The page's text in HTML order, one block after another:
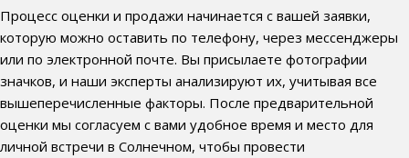
Процесс оценки и продажи начинается с вашей заявки,
которую можно оставить по телефону, через мессенджеры
или по электронной почте. Вы присылаете фотографии
значков, и наши эксперты анализируют их, учитывая все
вышеперечисленные факторы. После предварительной
оценки мы согласуем с вами удобное время и место для
личной встречи в Солнечном, чтобы провести